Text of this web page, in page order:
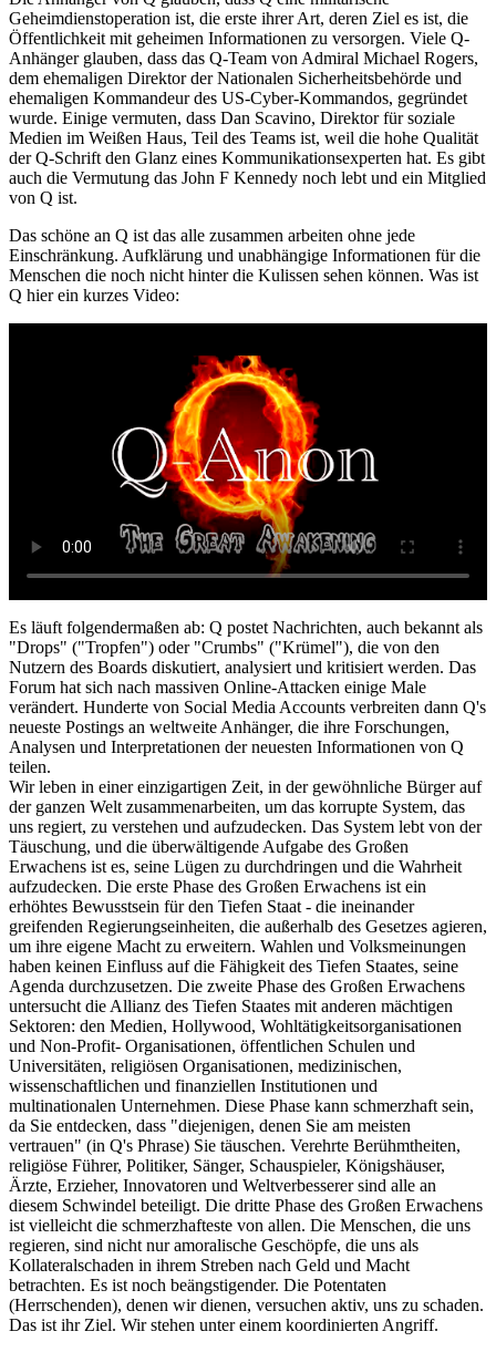
Geheimdienstoperation ist, die erste ihrer Art, deren Ziel es ist, die
Öffentlichkeit mit geheimen Informationen zu versorgen. Viele Q-
Anhänger glauben, dass das Q-Team von Admiral Michael Rogers,
dem ehemaligen Direktor der Nationalen Sicherheitsbehörde und
ehemaligen Kommandeur des US-Cyber-Kommandos, gegründet
wurde. Einige vermuten, dass Dan Scavino, Direktor für soziale
Medien im Weißen Haus, Teil des Teams ist, weil die hohe Qualität
der Q-Schrift den Glanz eines Kommunikationsexperten hat. Es gibt
auch die Vermutung das John F Kennedy noch lebt und ein Mitglied
von Q ist.
Das schöne an Q ist das alle zusammen arbeiten ohne jede
Einschränkung. Aufklärung und unabhängige Informationen für die
Menschen die noch nicht hinter die Kulissen sehen können. Was ist
Q hier ein kurzes Video:
Es läuft folgendermaßen ab: Q postet Nachrichten, auch bekannt als
"Drops" ("Tropfen") oder "Crumbs" ("Krümel"), die von den
Nutzern des Boards diskutiert, analysiert und kritisiert werden. Das
Forum hat sich nach massiven Online-Attacken einige Male
verändert. Hunderte von Social Media Accounts verbreiten dann Q's
neueste Postings an weltweite Anhänger, die ihre Forschungen,
Analysen und Interpretationen der neuesten Informationen von Q
teilen.
Wir leben in einer einzigartigen Zeit, in der gewöhnliche Bürger auf
der ganzen Welt zusammenarbeiten, um das korrupte System, das
uns regiert, zu verstehen und aufzudecken. Das System lebt von der
Täuschung, und die überwältigende Aufgabe des Großen
Erwachens ist es, seine Lügen zu durchdringen und die Wahrheit
aufzudecken. Die erste Phase des Großen Erwachens ist ein
erhöhtes Bewusstsein für den Tiefen Staat - die ineinander
greifenden Regierungseinheiten, die außerhalb des Gesetzes agieren,
um ihre eigene Macht zu erweitern. Wahlen und Volksmeinungen
haben keinen Einfluss auf die Fähigkeit des Tiefen Staates, seine
Agenda durchzusetzen. Die zweite Phase des Großen Erwachens
untersucht die Allianz des Tiefen Staates mit anderen mächtigen
Sektoren: den Medien, Hollywood, Wohltätigkeitsorganisationen
und Non-Profit- Organisationen, öffentlichen Schulen und
Universitäten, religiösen Organisationen, medizinischen,
wissenschaftlichen und finanziellen Institutionen und
multinationalen Unternehmen. Diese Phase kann schmerzhaft sein,
da Sie entdecken, dass "diejenigen, denen Sie am meisten
vertrauen" (in Q's Phrase) Sie täuschen. Verehrte Berühmtheiten,
religiöse Führer, Politiker, Sänger, Schauspieler, Königshäuser,
Ärzte, Erzieher, Innovatoren und Weltverbesserer sind alle an
diesem Schwindel beteiligt. Die dritte Phase des Großen Erwachens
ist vielleicht die schmerzhafteste von allen. Die Menschen, die uns
regieren, sind nicht nur amoralische Geschöpfe, die uns als
Kollateralschaden in ihrem Streben nach Geld und Macht
betrachten. Es ist noch beängstigender. Die Potentaten
(Herrschenden), denen wir dienen, versuchen aktiv, uns zu schaden.
Das ist ihr Ziel. Wir stehen unter einem koordinierten Angriff.